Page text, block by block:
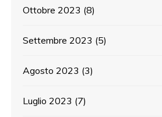
Ottobre 2023 (8)
Settembre 2023 (5)
Agosto 2023 (3)
Luglio 2023 (7)